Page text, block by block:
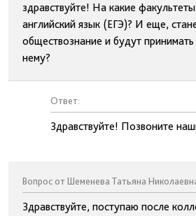
здравствуйте! На какие
английский язык (ЕГЭ)? И еще,
обществознание и будут
нему?
Ответ:
Здравствуйте! Позвоните
Вопрос от Шеменева Татьяна
Здравствуйте, поступаю после